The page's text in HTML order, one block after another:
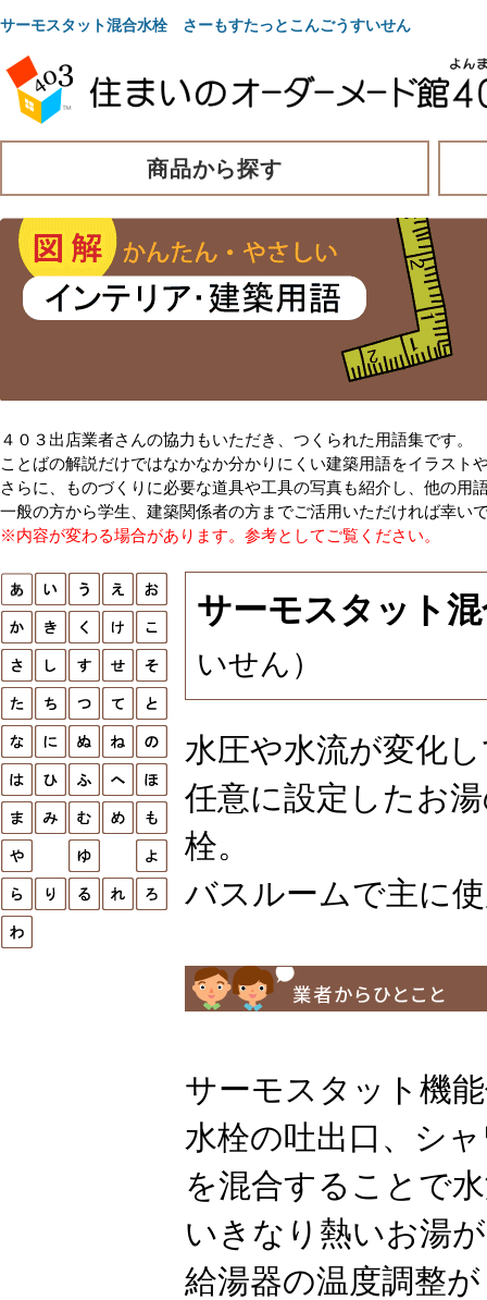
サーモスタット混合水栓 さーもすたっとこんごうすいせん
商品から探す
４０３出店業者さんの協力もいただき、つくられた用語集です。
ことばの解説だけではなかなか分かりにくい建築用語をイラスト
さらに、ものづくりに必要な道具や工具の写真も紹介し、他の
一般の方から学生、建築関係者の方までご活用いただければ幸い
※内容が変わる場合があります。参考としてご覧ください。
サーモスタット
いせん）
水圧や水流が変化
任意に設定したお
栓。
バスルームで主に
サーモスタット機
水栓の吐出口、シ
を混合することで
いきなり熱いお湯
給湯器の温度調整